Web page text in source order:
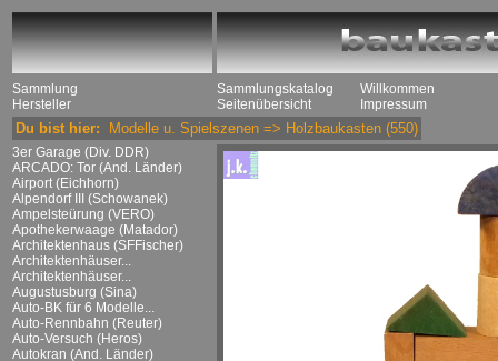
Sammlung
Hersteller
Sammlungskatalog
Seitenübersicht
Willkommen
Impressum
Du bist hier: Modelle u. Spielszenen => Holzbaukasten (550)
3er Garage (Div. DDR)
ARCADO: Tor (And. Länder)
Airport (Eichhorn)
Alpendorf III (Schowanek)
Ampelsteürung (VERO)
Apothekerwaage (Matador)
Architektenhaus (SFFischer)
Architektenhäuser...
Architektenhäuser...
Augustusburg (Sina)
Auto-BK für 6 Modelle...
Auto-Rennbahn (Reuter)
Auto-Versuch (Heros)
Autokran (And. Länder)